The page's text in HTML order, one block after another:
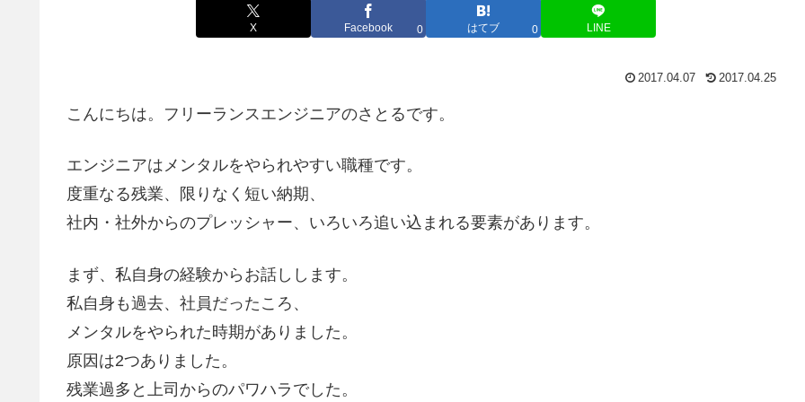
X Facebook 0 はてブ 0 LINE
2017.04.07 2017.04.25
こんにちは。フリーランスエンジニアのさとるです。
エンジニアはメンタルをやられやすい職種です。
度重なる残業、限りなく短い納期、
社内・社外からのプレッシャー、いろいろ追い込まれる要素があります。
まず、私自身の経験からお話しします。
私自身も過去、社員だったころ、
メンタルをやられた時期がありました。
原因は2つありました。
残業過多と上司からのパワハラでした。